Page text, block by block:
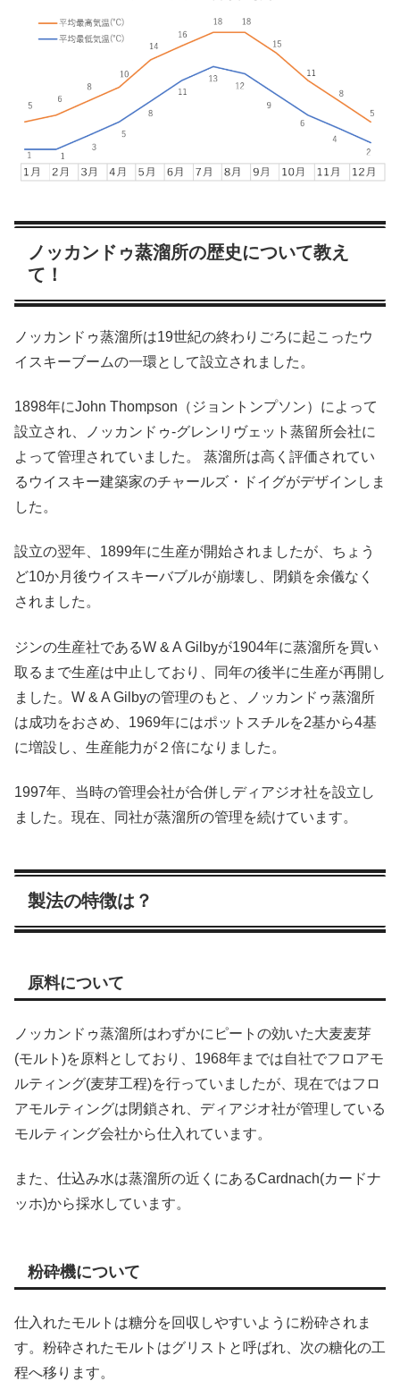
ノッカンドゥ蒸溜所の歴史について教え
て！
ノッカンドゥ蒸溜所は19世紀の終わりごろに起こったウ
イスキーブームの一環として設立されました。
1898年にJohn Thompson（ジョントンプソン）によって
設立され、ノッカンドゥ-グレンリヴェット蒸留所会社に
よって管理されていました。 蒸溜所は高く評価されてい
るウイスキー建築家のチャールズ・ドイグがデザインしま
した。
設立の翌年、1899年に生産が開始されましたが、ちょう
ど10か月後ウイスキーバブルが崩壊し、閉鎖を余儀なく
されました。
ジンの生産社であるW & A Gilbyが1904年に蒸溜所を買い
取るまで生産は中止しており、同年の後半に生産が再開し
ました。W & A Gilbyの管理のもと、ノッカンドゥ蒸溜所
は成功をおさめ、1969年にはポットスチルを2基から4基
に増設し、生産能力が２倍になりました。
1997年、当時の管理会社が合併しディアジオ社を設立し
ました。現在、同社が蒸溜所の管理を続けています。
製法の特徴は？
原料について
ノッカンドゥ蒸溜所はわずかにピートの効いた大麦麦芽
(モルト)を原料としており、1968年までは自社でフロアモ
ルティング(麦芽工程)を行っていましたが、現在ではフロ
アモルティングは閉鎖され、ディアジオ社が管理している
モルティング会社から仕入れています。
また、仕込み水は蒸溜所の近くにあるCardnach(カードナ
ッホ)から採水しています。
粉砕機について
仕入れたモルトは糖分を回収しやすいように粉砕されま
す。粉砕されたモルトはグリストと呼ばれ、次の糖化の工
程へ移ります。